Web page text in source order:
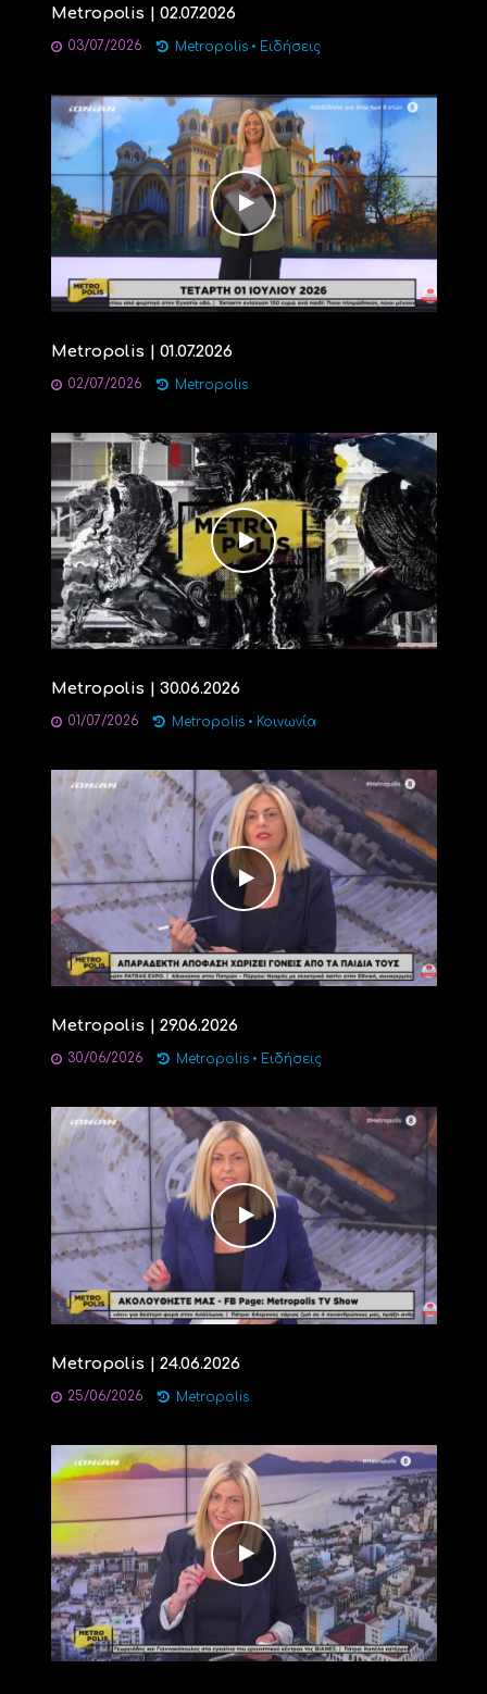
Metropolis | 02.07.2026
03/07/2026 Metropolis • Ειδήσεις
Metropolis | 01.07.2026
02/07/2026 Metropolis
Metropolis | 30.06.2026
01/07/2026 Metropolis • Κοινωνία
Metropolis | 29.06.2026
30/06/2026 Metropolis • Ειδήσεις
Metropolis | 24.06.2026
25/06/2026 Metropolis